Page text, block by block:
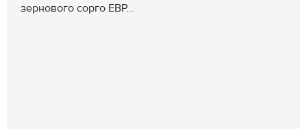
зернового сорго ЕВР...